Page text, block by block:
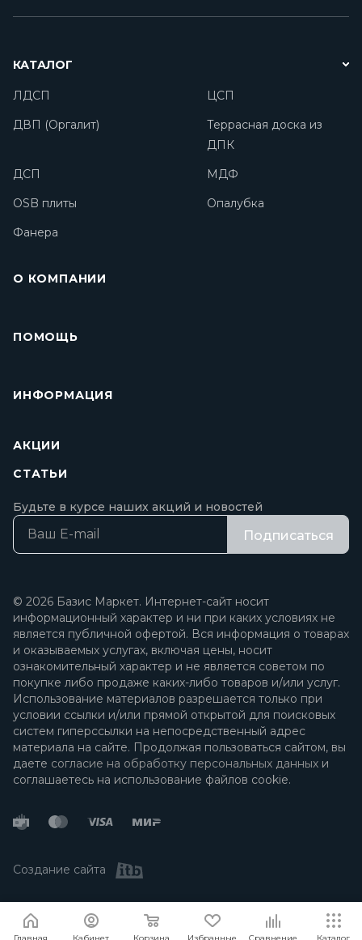
КАТАЛОГ
ЛДСП
ЦСП
ДВП (Оргалит)
Террасная доска из
ДПК
ДСП
МДФ
OSB плиты
Опалубка
Фанера
О КОМПАНИИ
ПОМОЩЬ
ИНФОРМАЦИЯ
АКЦИИ
СТАТЬИ
Будьте в курсе наших акций и новостей
Подписаться
© 2026 Базис Маркет. Интернет-сайт носит
информационный характер и ни при каких условиях не
является публичной офертой. Вся информация о товарах
и оказываемых услугах, включая цены, носит
ознакомительный характер и не является советом по
покупке либо продаже каких-либо товаров и/или услуг.
Использование материалов разрешается только при
условии ссылки и/или прямой открытой для поисковых
систем гиперссылки на непосредственный адрес
материала на сайте. Продолжая пользоваться сайтом, вы
даете согласие на обработку персональных данных и
соглашаетесь на использование файлов cookie.
Создание сайта
Мы используем файлы cookie. Подробнее Я согласен